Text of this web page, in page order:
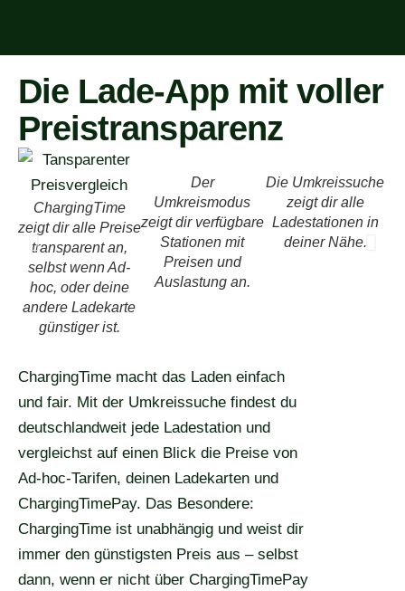
Die Lade-App mit voller
Preistransparenz
ChargingTime
zeigt dir alle Preise
transparent an,
selbst wenn Ad-
hoc, oder deine
andere Ladekarte
günstiger ist.
Der
Umkreismodus
zeigt dir verfügbare
Stationen mit
Preisen und
Auslastung an.
Die Umkreissuche
zeigt dir alle
Ladestationen in
deiner Nähe.
ChargingTime macht das Laden einfach
und fair. Mit der Umkreissuche findest du
deutschlandweit jede Ladestation und
vergleichst auf einen Blick die Preise von
Ad-hoc-Tarifen, deinen Ladekarten und
ChargingTimePay. Das Besondere:
ChargingTime ist unabhängig und weist dir
immer den günstigsten Preis aus – selbst
dann, wenn er nicht über ChargingTimePay